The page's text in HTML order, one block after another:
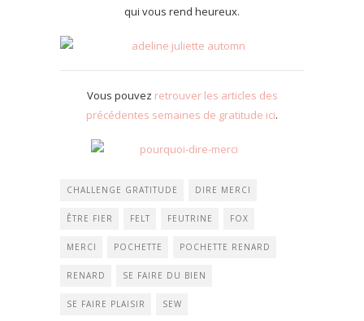
qui vous rend heureux.
Vous pouvez retrouver les articles des
précédentes semaines de gratitude ici.
CHALLENGE GRATITUDE DIRE MERCI
ÊTRE FIER FELT FEUTRINE FOX
MERCI POCHETTE POCHETTE RENARD
RENARD SE FAIRE DU BIEN
SE FAIRE PLAISIR SEW